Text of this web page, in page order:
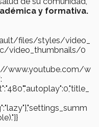
y formativa.
files/styles/video_
video_thumbnails/0
www.youtube.com/w